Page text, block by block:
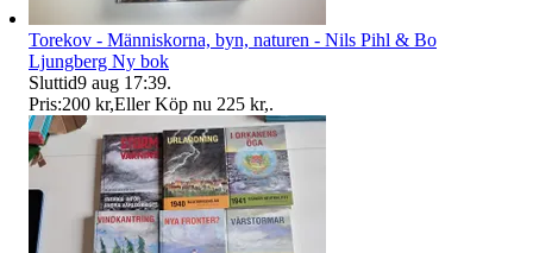
Torekov - Människorna, byn, naturen - Nils Pihl & Bo
Ljungberg Ny bok
Sluttid9 aug 17:39.
Pris:200 kr,Eller Köp nu 225 kr,.